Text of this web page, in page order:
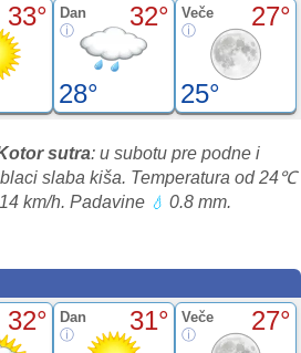
33° Dan 32°
28°
Veče 27°
25°
sutra: u subotu pre podne i
slaba kiša. Temperatura od 24℃
km/h. Padavine 💧 0.8 mm.
32° Dan 31° Veče 27°